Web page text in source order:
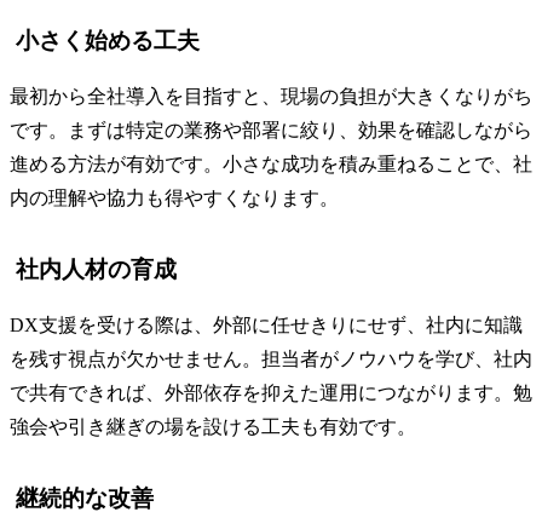
小さく始める工夫
最初から全社導入を目指すと、現場の負担が大きくなりがち
です。まずは特定の業務や部署に絞り、効果を確認しながら
進める方法が有効です。小さな成功を積み重ねることで、社
内の理解や協力も得やすくなります。
社内人材の育成
DX支援を受ける際は、外部に任せきりにせず、社内に知識
を残す視点が欠かせません。担当者がノウハウを学び、社内
で共有できれば、外部依存を抑えた運用につながります。勉
強会や引き継ぎの場を設ける工夫も有効です。
継続的な改善